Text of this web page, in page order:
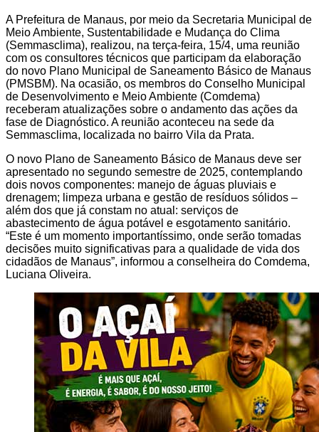
A Prefeitura de Manaus, por meio da Secretaria Municipal de
Meio Ambiente, Sustentabilidade e Mudança do Clima
(Semmasclima), realizou, na terça-feira, 15/4, uma reunião
com os consultores técnicos que participam da elaboração
do novo Plano Municipal de Saneamento Básico de Manaus
(PMSBM). Na ocasião, os membros do Conselho Municipal
de Desenvolvimento e Meio Ambiente (Comdema)
receberam atualizações sobre o andamento das ações da
fase de Diagnóstico. A reunião aconteceu na sede da
Semmasclima, localizada no bairro Vila da Prata.
O novo Plano de Saneamento Básico de Manaus deve ser
apresentado no segundo semestre de 2025, contemplando
dois novos componentes: manejo de águas pluviais e
drenagem; limpeza urbana e gestão de resíduos sólidos –
além dos que já constam no atual: serviços de
abastecimento de água potável e esgotamento sanitário.
“Este é um momento importantíssimo, onde serão tomadas
decisões muito significativas para a qualidade de vida dos
cidadãos de Manaus”, informou a conselheira do Comdema,
Luciana Oliveira.